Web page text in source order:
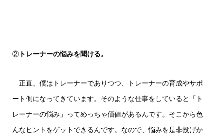
② トレーナーの悩みを聞ける。
正直、僕はトレーナーでありつつ、トレーナーの育成やサポ
ート側になってきています。そのような仕事をしていると「ト
レーナーの悩み」ってめっちゃ価値があるんです。そこから色
んなヒントをゲットできるんです。なので、悩みを是非投げか